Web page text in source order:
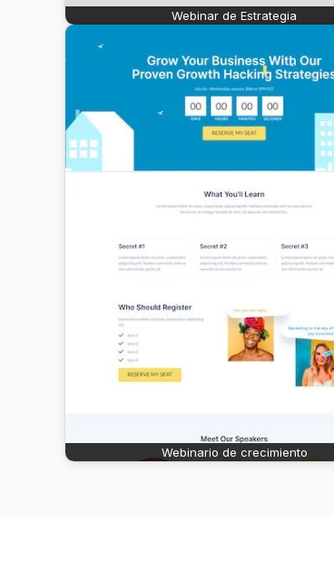
Webinar de Estrategia
Webinario de crecimiento